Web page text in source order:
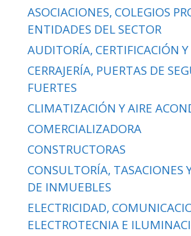
ASOCIACIONES, COLEGIOS
ENTIDADES DEL SECTOR
AUDITORÍA, CERTIFICACIÓN Y
CERRAJERÍA, PUERTAS DE
FUERTES
CLIMATIZACIÓN Y AIRE
COMERCIALIZADORA
CONSTRUCTORAS
CONSULTORÍA, TASACIONES
DE INMUEBLES
ELECTRICIDAD,
ELECTROTECNIA E